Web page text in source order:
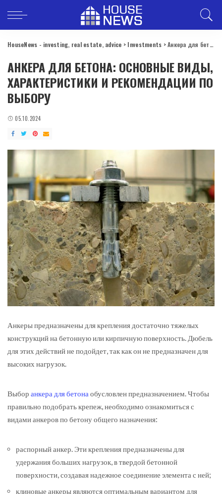
HouseNews - investing, real estate, advice > Investments >Анкера для бетона: основные виды, характеристики и рекомендации по выбору
АНКЕРА ДЛЯ БЕТОНА: ОСНОВНЫЕ ВИДЫ,
ХАРАКТЕРИСТИКИ И РЕКОМЕНДАЦИИ ПО
ВЫБОРУ
05.10.2024
Анкеры предназначены для крепления достаточно тяжелых
конструкций на бетонную или кирпичную поверхность. Дюбель
для этих действий не подойдет, так как он не предназначен для
высоких нагрузок.
Выбор анкера для бетона обусловлен предназначением. Чтобы
правильно подобрать крепеж, необходимо ознакомиться с
видами анкеров по бетону общего назначения:
распорный анкер. Эти крепления предназначены для
удержания больших нагрузок, в твердой бетонной
поверхности, создавая надежное соединение элемента с ней;
клиновые анкеры являются оптимальным вариантом для